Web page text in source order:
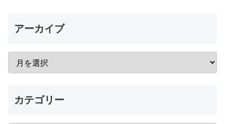
アーカイブ
カテゴリー